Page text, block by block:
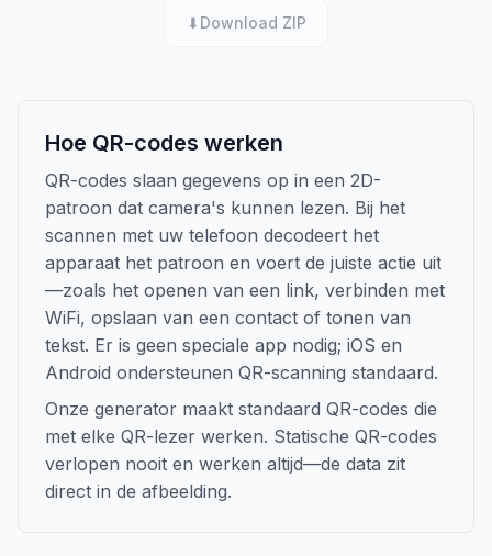
⬇ Download ZIP
Hoe QR-codes werken
QR-codes slaan gegevens op in een 2D-
patroon dat camera's kunnen lezen. Bij het
scannen met uw telefoon decodeert het
apparaat het patroon en voert de juiste actie uit
—zoals het openen van een link, verbinden met
WiFi, opslaan van een contact of tonen van
tekst. Er is geen speciale app nodig; iOS en
Android ondersteunen QR-scanning standaard.
Onze generator maakt standaard QR-codes die
met elke QR-lezer werken. Statische QR-codes
verlopen nooit en werken altijd—de data zit
direct in de afbeelding.